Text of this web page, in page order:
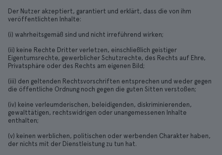
Der Nutzer akzeptiert, garantiert und erklärt, dass die von ihm
veröffentlichten Inhalte:
(i) wahrheitsgemäß sind und nicht irreführend wirken;
(ii) keine Rechte Dritter verletzen, einschließlich geistiger
Eigentumsrechte, gewerblicher Schutzrechte, des Rechts auf Ehre,
Privatsphäre oder des Rechts am eigenen Bild;
(iii) den geltenden Rechtsvorschriften entsprechen und weder gegen
die öffentliche Ordnung noch gegen die guten Sitten verstoßen;
(iv) keine verleumderischen, beleidigenden, diskriminierenden,
gewalttätigen, rechtswidrigen oder unangemessenen Inhalte
enthalten;
(v) keinen werblichen, politischen oder werbenden Charakter haben,
der nichts mit der Dienstleistung zu tun hat.